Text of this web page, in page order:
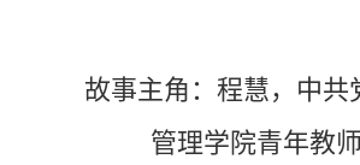
故事主角：程慧，中共
管理学院青年教师